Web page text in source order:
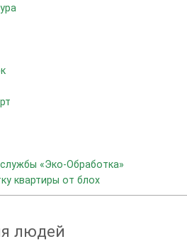
«Эко-Обработка»
квартиры от блох
людей